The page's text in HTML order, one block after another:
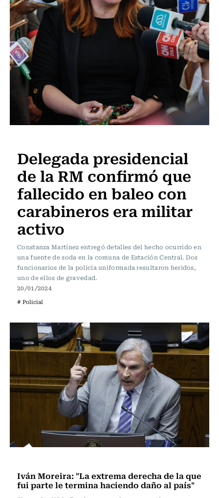
Delegada presidencial
de la RM confirmó que
fallecido en baleo con
carabineros era militar
activo
Constanza Martínez entregó detalles del hecho ocurrido en
una fuente de soda en la comuna de Estación Central. Dos
funcionarios de la policía uniformada resultaron heridos,
uno de ellos de gravedad.
20/01/2024
# Policial
Iván Moreira: "La extrema derecha de la que
fui parte le termina haciendo daño al país"